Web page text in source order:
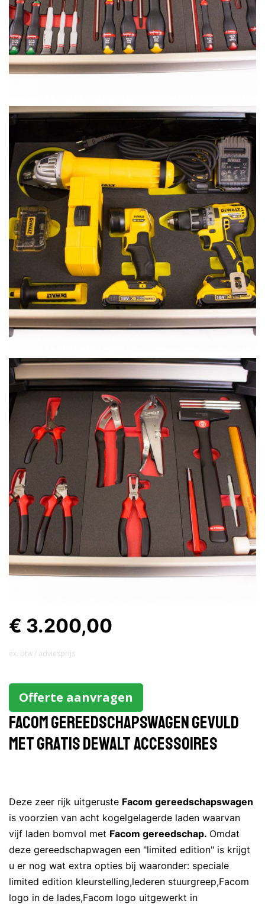
€ 3.200,00
ex. btw / adviesprijs
Offerte aanvragen
Facom gereedschapswagen gevuld
met gratis DeWalt accessoires
Deze zeer rijk uitgeruste Facom gereedschapswagen
is voorzien van acht kogelgelagerde laden waarvan
vijf laden bomvol met Facom gereedschap. Omdat
deze gereedschapwagen een "limited edition" is krijgt
u er nog wat extra opties bij waaronder: speciale
limited edition kleurstelling,lederen stuurgreep,Facom
logo in de lades,Facom logo uitgewerkt in